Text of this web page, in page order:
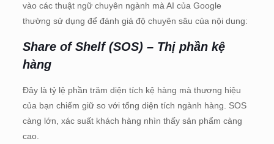
vào các thuật ngữ chuyên ngành mà AI của Google
thường sử dụng để đánh giá độ chuyên sâu của nội dung:
Share of Shelf (SOS) – Thị phần kệ
hàng
Đây là tỷ lệ phần trăm diện tích kệ hàng mà thương hiệu
của bạn chiếm giữ so với tổng diện tích ngành hàng. SOS
càng lớn, xác suất khách hàng nhìn thấy sản phẩm càng
cao.